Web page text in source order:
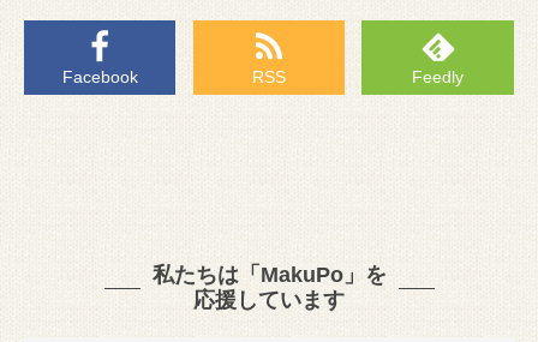
Facebook RSS Feedly
私たちは「MakuPo」を
応援しています